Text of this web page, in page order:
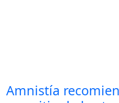
Amnistía